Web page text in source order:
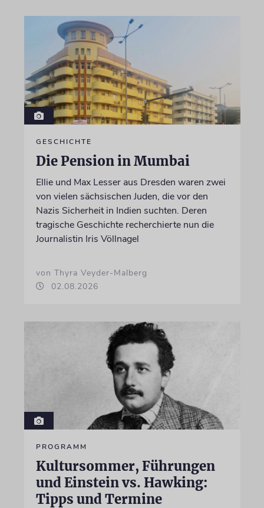
GESCHICHTE
Die Pension in Mumbai
Ellie und Max Lesser aus Dresden waren zwei
von vielen sächsischen Juden, die vor den
Nazis Sicherheit in Indien suchten. Deren
tragische Geschichte recherchierte nun die
Journalistin Iris Völlnagel
von Thyra Veyder-Malberg
02.08.2026
PROGRAMM
Kultursommer, Führungen
und Einstein vs. Hawking:
Tipps und Termine